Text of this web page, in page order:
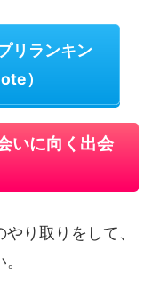
リランキン
）
いに向く出会
り取りをして、